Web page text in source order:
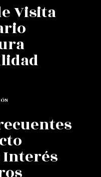
Visita
Interés